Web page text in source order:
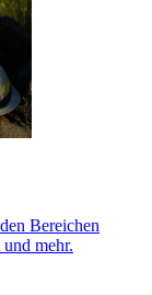
Bereichen
mehr.